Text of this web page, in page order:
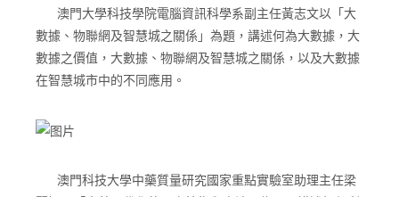
澳門大學科技學院電腦資訊科學系副主任黃志文以「大
數據、物聯網及智慧城之關係」為題，講述何為大數據，大
數據之價值，大數據、物聯網及智慧城之關係，以及大數據
在智慧城市中的不同應用。
澳門科技大學中藥質量研究國家重點實驗室助理主任梁